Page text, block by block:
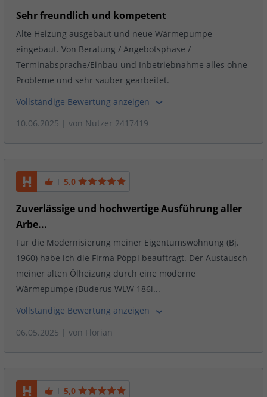
Sehr freundlich und kompetent
Alte Heizung ausgebaut und neue Wärmepumpe
eingebaut. Von Beratung / Angebotsphase /
Terminabsprache/Einbau und Inbetriebnahme alles ohne
Probleme und sehr sauber gearbeitet.
Vollständige Bewertung anzeigen
10.06.2025 | von Nutzer 2417419
5,0
Zuverlässige und hochwertige Ausführung aller
Arbe...
Für die Modernisierung meiner Eigentumswohnung (Bj.
1960) habe ich die Firma Pöppl beauftragt. Der Austausch
meiner alten Ölheizung durch eine moderne
Wärmepumpe (Buderus WLW 186i...
Vollständige Bewertung anzeigen
06.05.2025 | von Florian
5,0